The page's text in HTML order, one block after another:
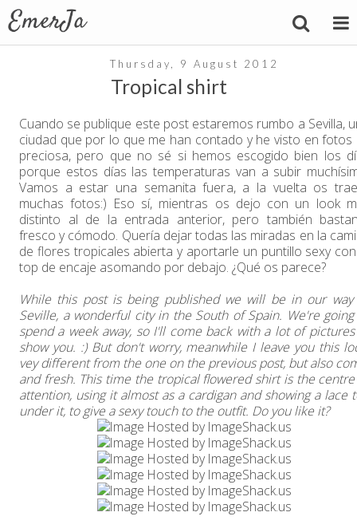
Thursday, 9 August 2012
Tropical shirt
Cuando se publique este post estaremos rumbo a Sevilla,
ciudad que por lo que me han contado y he visto en fotos
preciosa, pero que no sé si hemos escogido bien los
porque estos días las temperaturas van a subir
Vamos a estar una semanita fuera, a la vuelta os
muchas fotos:) Eso sí, mientras os dejo con un look
distinto al de la entrada anterior, pero también
fresco y cómodo. Quería dejar todas las miradas en la
de flores tropicales abierta y aportarle un puntillo sexy
top de encaje asomando por debajo. ¿Qué os parece?
While this post is being published we will be in our
Seville, a wonderful city in the South of Spain. We're
spend a week away, so I'll come back with a lot of
show you. :) But don't worry, meanwhile I leave you this
vey different from the one on the previous post, but also
and fresh. This time the tropical flowered shirt is the
attention, using it almost as a cardigan and showing a lace
under it, to give a sexy touch to the outfit. Do you like it?